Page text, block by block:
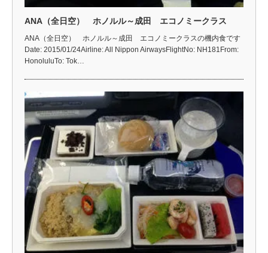
ANA（全日空） ホノルル～成田 エコノミークラス
ANA（全日空） ホノルル～成田 エコノミークラスの機内食です
Date: 2015/01/24Airline: All Nippon AirwaysFlightNo: NH181From:
HonoluluTo: Tok…